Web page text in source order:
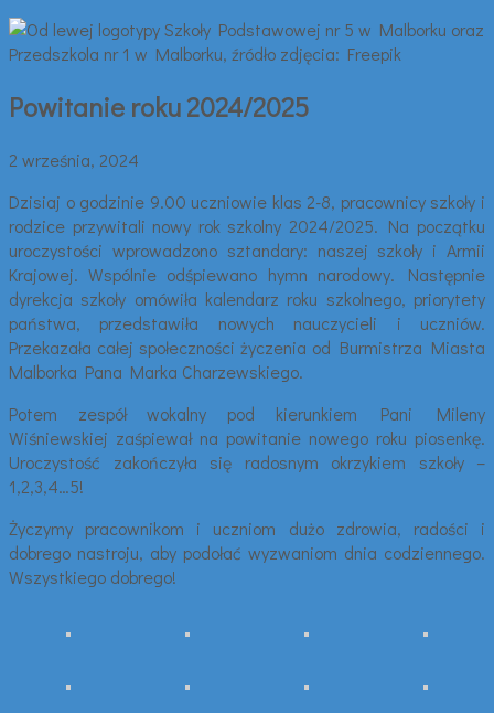
Powitanie roku 2024/2025
2 września, 2024
Dzisiaj o godzinie 9.00 uczniowie klas 2-8, pracownicy szkoły i
rodzice przywitali nowy rok szkolny 2024/2025. Na początku
uroczystości wprowadzono sztandary: naszej szkoły i Armii
Krajowej. Wspólnie odśpiewano hymn narodowy. Następnie
dyrekcja szkoły omówiła kalendarz roku szkolnego, priorytety
państwa, przedstawiła nowych nauczycieli i uczniów.
Przekazała całej społeczności życzenia od Burmistrza Miasta
Malborka Pana Marka Charzewskiego.
Potem zespół wokalny pod kierunkiem Pani Mileny
Wiśniewskiej zaśpiewał na powitanie nowego roku piosenkę.
Uroczystość zakończyła się radosnym okrzykiem szkoły –
1,2,3,4…5!
Życzymy pracownikom i uczniom dużo zdrowia, radości i
dobrego nastroju, aby podołać wyzwaniom dnia codziennego.
Wszystkiego dobrego!